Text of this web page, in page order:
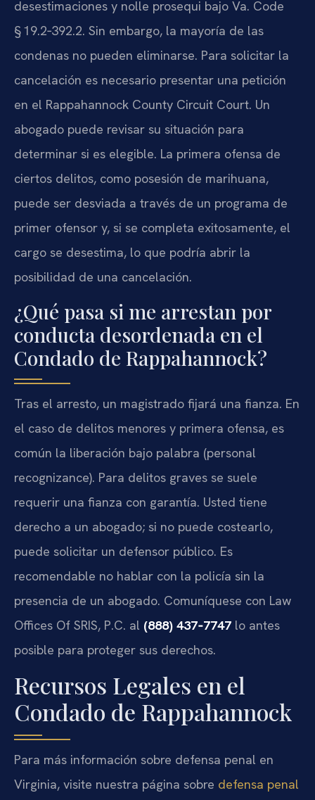
desestimaciones y nolle prosequi bajo Va. Code
§ 19.2‑392.2. Sin embargo, la mayoría de las
condenas no pueden eliminarse. Para solicitar la
cancelación es necesario presentar una petición
en el Rappahannock County Circuit Court. Un
abogado puede revisar su situación para
determinar si es elegible. La primera ofensa de
ciertos delitos, como posesión de marihuana,
puede ser desviada a través de un programa de
primer ofensor y, si se completa exitosamente, el
cargo se desestima, lo que podría abrir la
posibilidad de una cancelación.
¿Qué pasa si me arrestan por
conducta desordenada en el
Condado de Rappahannock?
Tras el arresto, un magistrado fijará una fianza. En
el caso de delitos menores y primera ofensa, es
común la liberación bajo palabra (personal
recognizance). Para delitos graves se suele
requerir una fianza con garantía. Usted tiene
derecho a un abogado; si no puede costearlo,
puede solicitar un defensor público. Es
recomendable no hablar con la policía sin la
presencia de un abogado. Comuníquese con Law
Offices Of SRIS, P.C. al (888) 437‑7747 lo antes
posible para proteger sus derechos.
Recursos Legales en el
Condado de Rappahannock
Para más información sobre defensa penal en
Virginia, visite nuestra página sobre defensa penal